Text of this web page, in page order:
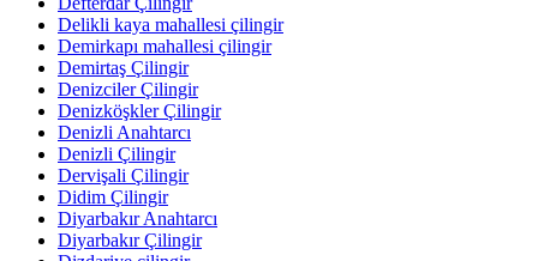
Delikli kaya mahallesi çilingir
Demirkapı mahallesi çilingir
Demirtaş Çilingir
Denizciler Çilingir
Denizköşkler Çilingir
Denizli Anahtarcı
Denizli Çilingir
Dervişali Çilingir
Didim Çilingir
Diyarbakır Anahtarcı
Diyarbakır Çilingir